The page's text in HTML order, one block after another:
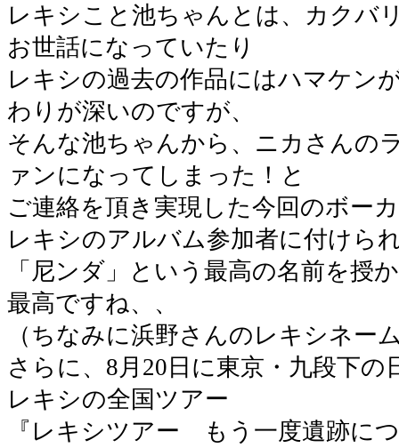
レキシこと池ちゃんとは、カクバ
お世話になっていたり
レキシの過去の作品にはハマケン
わりが深いのですが、
そんな池ちゃんから、ニカさんの
ァンになってしまった！と
ご連絡を頂き実現した今回のボー
レキシのアルバム参加者に付けら
「尼ンダ」という最高の名前を授
最高ですね、、
（ちなみに浜野さんのレキシネー
さらに、8月20日に東京・九段下
レキシの全国ツアー
『レキシツアー もう一度遺跡に